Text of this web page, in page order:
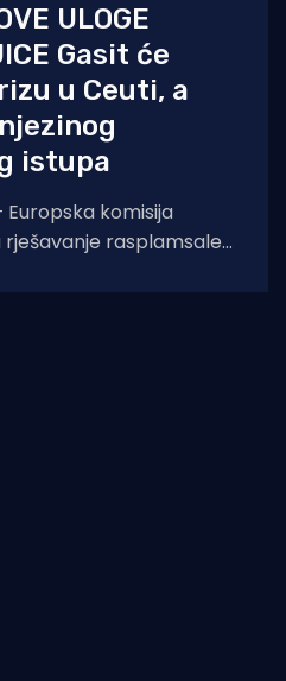
ULOGE
Gasit će
u Ceuti, a
istupa
Europska komisija
rješavanje rasplamsale